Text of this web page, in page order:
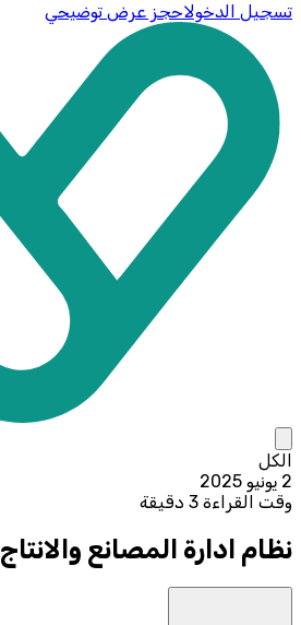
تسجيل الدخولاحجز عرض توضيحي
الكل
2 يونيو 2025
وقت القراءة 3 دقيقة
نظام ادارة المصانع والانتاج